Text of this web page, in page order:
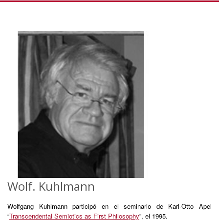
Wolf. Kuhlmann
Wolfgang Kuhlmann participó en el seminario de Karl-Otto Apel
“Transcendental Semiotics as First Philosophy”, el 1995.